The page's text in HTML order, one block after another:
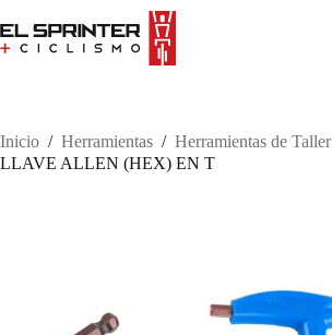
to
content
Inicio / Herramientas / Herramientas de Taller
LLAVE ALLEN (HEX) EN T